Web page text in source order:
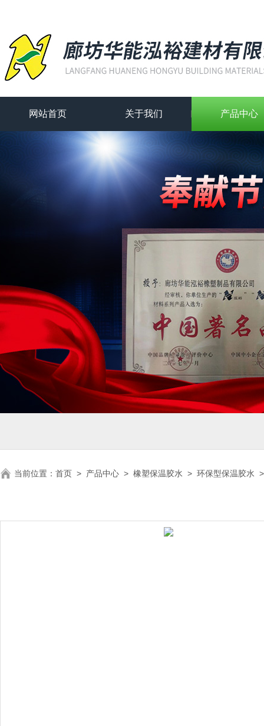
网站首页 关于我们 产品中心
当前位置： 首页 > 产品中心 > 橡塑保温胶水 > 环保型保温胶水